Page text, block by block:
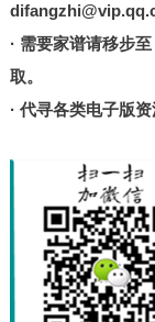
· 需要家谱请移步至
取。
· 代寻各类电子版